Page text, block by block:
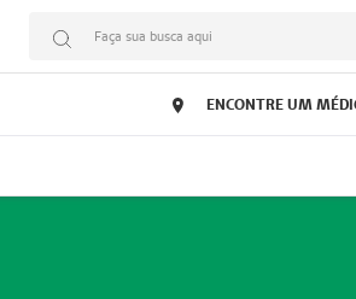
Faça sua busca aqui
ENCONTRE UM